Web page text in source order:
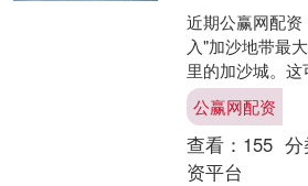
近期公赢网配
入"加沙地带最
里的加沙城。
爆发以来，以军
地面行动。 与此
公赢网配资
查看： 155 分
资平台